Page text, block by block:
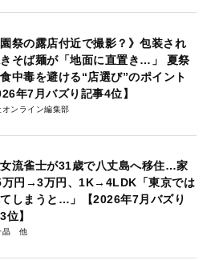
園祭の露店付近で撮影？》包装され
そば麺が「地面に直置き…」 夏祭
中毒を避ける“店選び”のポイント
年7月バズり記事4位】
オンライン編集部
女流雀士が31歳で八丈島へ移住…家
万円→3万円、1K→4LDK「東京では
しまうと…」【2026年7月バズり
位】
晶